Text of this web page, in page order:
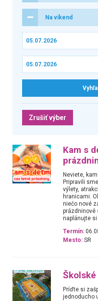
Na víkend
Zrušiť výber
Kam s
Neviete,
Pripravili
výlety,
hranicami.
niečo nové
prázdninové
naplánujte si
Termín:
Mesto: SR
Príďte si
jednoducho